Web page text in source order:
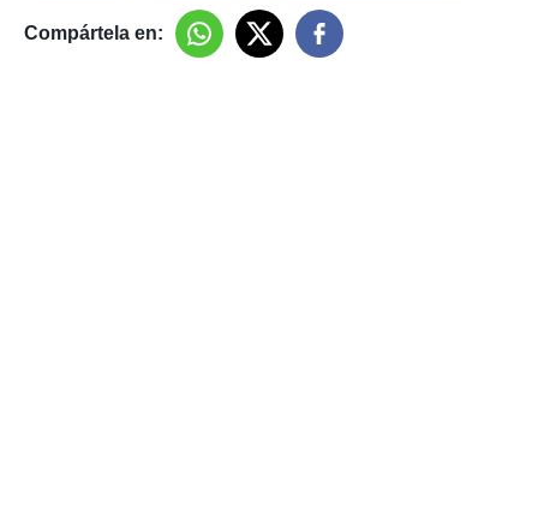
1199
Compártela en: